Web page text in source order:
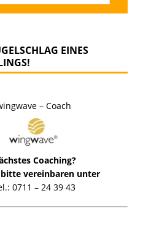
EINES
– Coach
Coaching?
vereinbaren unter
0711 – 24 39 43